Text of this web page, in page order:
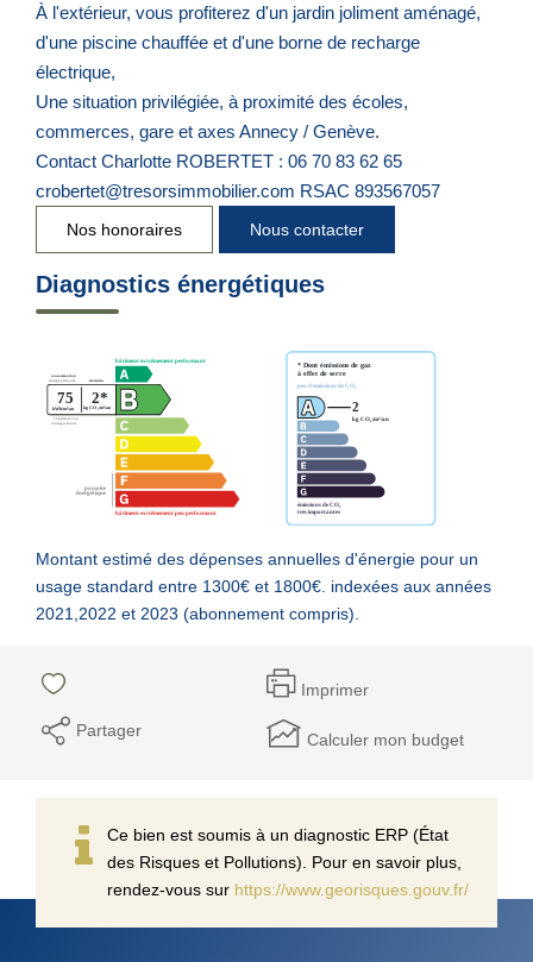
À l'extérieur, vous profiterez d'un jardin joliment aménagé,
d'une piscine chauffée et d'une borne de recharge
électrique,
Une situation privilégiée, à proximité des écoles,
commerces, gare et axes Annecy / Genève.
Contact Charlotte ROBERTET : 06 70 83 62 65
crobertet@tresorsimmobilier.com RSAC 893567057
Nos honoraires Nous contacter
Diagnostics énergétiques
Montant estimé des dépenses annuelles d'énergie pour un
usage standard entre 1300€ et 1800€. indexées aux années
2021,2022 et 2023 (abonnement compris).
Imprimer
Partager Calculer mon budget
Ce bien est soumis à un diagnostic ERP (État
des Risques et Pollutions). Pour en savoir plus,
rendez-vous sur https://www.georisques.gouv.fr/